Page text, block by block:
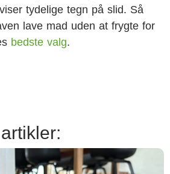
tydelige tegn på slid. Så
lave mad uden at frygte for
bedste valg.